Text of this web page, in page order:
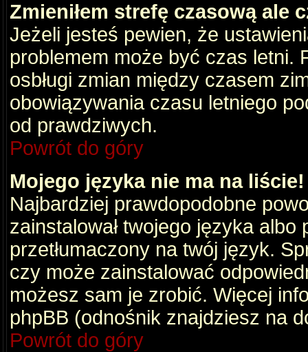
Zmieniłem strefę czasową ale
Jeżeli jesteś pewien, że
problemem może być czas letni.
osbługi zmian między czasem
obowiązywania czasu letniego
od prawdziwych.
Powrót do góry
Mojego języka nie ma na liście!
Najbardziej prawdopodobne
zainstalował twojego języka albo
przetłumaczony na twój język.
czy może zainstalować
możesz sam je zrobić. Więcej
phpBB (odnośnik znajdziesz na
Powrót do góry